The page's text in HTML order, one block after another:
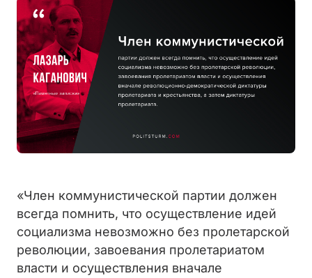
«Член коммунистической партии должен
всегда помнить, что осуществление идей
социализма невозможно без пролетарской
революции, завоевания пролетариатом
власти и осуществления вначале